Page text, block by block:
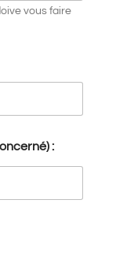
vous faire
: